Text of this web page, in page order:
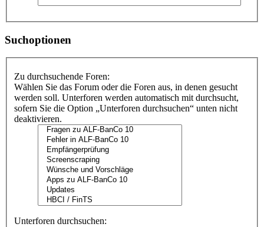
Suchoptionen
Zu durchsuchende Foren:
Wählen Sie das Forum oder die Foren aus, in denen gesucht
werden soll. Unterforen werden automatisch mit durchsucht,
sofern Sie die Option „Unterforen durchsuchen“ unten nicht
deaktivieren.
Unterforen durchsuchen: